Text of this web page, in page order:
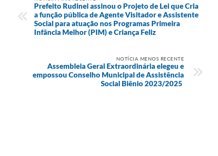
Prefeito Rudinei assinou o Projeto de Lei que Cria
a função pública de Agente Visitador e Assistente
Social para atuação nos Programas Primeira
Infância Melhor (PIM) e Criança Feliz
NOTÍCIA MENOS RECENTE
Assembleia Geral Extraordinária elegeu e
empossou Conselho Municipal de Assistência
Social Biênio 2023/2025